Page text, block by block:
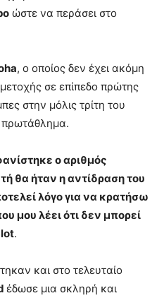
ώστε να περάσει στο
, ο οποίος δεν έχει ακόμη
σε επίπεδο πρώτης
στην μόλις τρίτη του
πρωτάθλημα.
ο αριθμός
θα ήταν η αντίδραση του
λόγο για να κρατήσω
μου λέει ότι δεν μπορεί
.
και στο τελευταίο
έδωσε μια σκληρή και